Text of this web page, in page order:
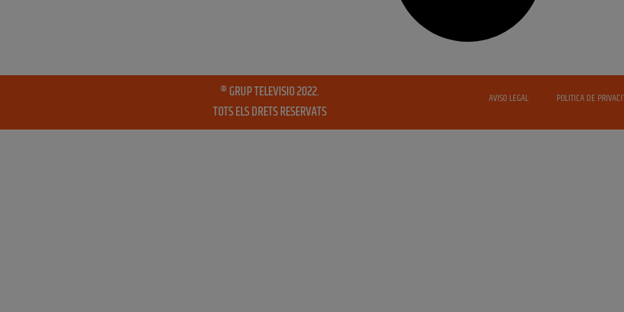
® GRUP TELEVISIO 2022.
TOTS ELS DRETS RESERVATS
AVISO LEGAL POLITICA DE